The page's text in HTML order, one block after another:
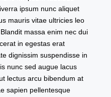
ipsum nunc aliquet
mauris vitae ultricies leo
massa enim nec dui
in egestas erat
dignissim suspendisse in
nunc sed augue lacus
lectus arcu bibendum at
sapien pellentesque